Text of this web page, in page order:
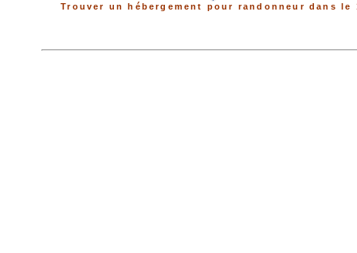
Trouver un hébergement pour randonneur dans le